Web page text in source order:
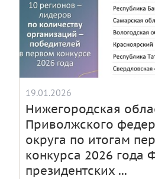
19.01.2026
Нижегородская
Приволжского
округа по итогам
конкурса 2026 года
президентских ...